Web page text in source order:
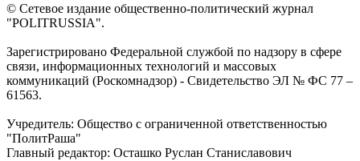
© Сетевое издание общественно-политический журнал
"POLITRUSSIA".
Зарегистрировано Федеральной службой по надзору в сфере
связи, информационных технологий и массовых
коммуникаций (Роскомнадзор) - Свидетельство ЭЛ № ФС 77 –
61563.
Учредитель: Общество с ограниченной ответственностью
"ПолитРаша"
Главный редактор: Осташко Руслан Станиславович